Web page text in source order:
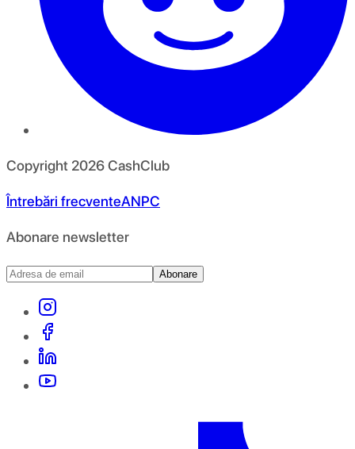
Copyright 2026CashClub
Întrebări frecventeANPC
Abonare newsletter
Abonare